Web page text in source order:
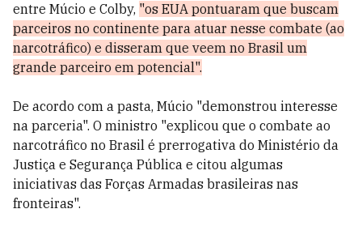
entre Múcio e Colby, "os EUA pontuaram que buscam
parceiros no continente para atuar nesse combate (ao
narcotráfico) e disseram que veem no Brasil um
grande parceiro em potencial".
De acordo com a pasta, Múcio "demonstrou interesse
na parceria". O ministro "explicou que o combate ao
narcotráfico no Brasil é prerrogativa do Ministério da
Justiça e Segurança Pública e citou algumas
iniciativas das Forças Armadas brasileiras nas
fronteiras".